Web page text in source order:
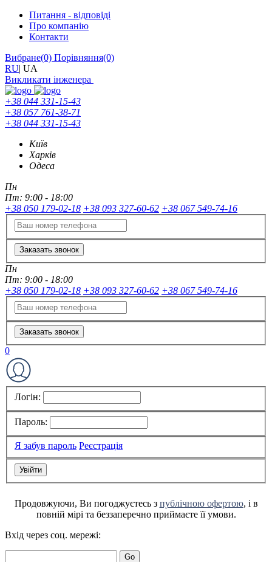
Питання - відповіді
Про компанію
Контакти
Вибране(0) Порівняння(0)
RU| UA
Викликати інженера
+38 044 331-15-43
+38 057 761-38-71
+38 044 331-15-43
Київ
Харків
Одеса
Пн
Пт: 9:00 - 18:00
+38 050 179-02-18 +38 093 327-60-62 +38 067 549-74-16
Заказать звонок
Пн
Пт: 9:00 - 18:00
+38 050 179-02-18 +38 093 327-60-62 +38 067 549-74-16
Заказать звонок
0
Логін:
Пароль:
Я забув пароль Реєстрація
Продовжуючи, Ви погоджуєтесь з публічною офертою, і в
повній мірі та беззаперечно приймаєте її умови.
Вхід через соц. мережі:
Go